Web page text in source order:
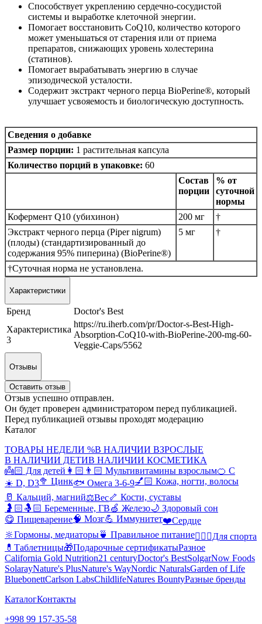
Способствует укреплению сердечно-сосудистой
системы и выработке клеточной энергии.
Помогает восстановить CoQ10, количество которого
может уменьшаться от старения или от приема
препаратов, снижающих уровень холестерина
(статинов).
Помогает вырабатывать энергию в случае
эпизодической усталости.
Содержит экстракт черного перца BioPerine®, который
улучшает усвояемость и биологическую доступность.
Сведения о добавке
Размер порции: 1 растительная капсула
Количество порций в упаковке: 60
Состав
порции
% от
суточной
нормы
Кофермент Q10 (убихинон)
200 мг
†
Экстракт черного перца (Piper nigrum)
(плоды) (стандартизированный до
содержания 95% пиперина) (BioPerine®)
5 мг †
†Суточная норма не установлена.
Характеристики
Бренд
Doctor's Best
Характеристика
3
https://ru.iherb.com/pr/Doctor-s-Best-High-
Absorption-CoQ10-with-BioPerine-200-mg-60-
Veggie-Caps/5562
Отзывы
Оставить отзыв
Отзыв успешно отправлен.
Он будет проверен администратором перед публикацией.
Перед публикацией отзывы проходят модерацию
Каталог
ТОВАРЫ НЕДЕЛИ %В НАЛИЧИИ ВЗРОСЛЫЕ
В НАЛИЧИИ ДЕТИВ НАЛИЧИИ КОСМЕТИКА
👼🏻 Для детей 👩🏻👨🏻 Мультивитамины взрослым🍊 С
☀️ D, D3🥦 Цинк🐟 Омега 3-6-9💅🏻 Кожа, ногти, волосы
🥛 Кальций, магний⚖️Вес🦴 Кости, суставы
🤰🏻🤱🏻 Беременные, ГВ🍏 Железо🌙 Здоровый сон
😋 Пищеварение🧠 Мозг💪 Иммунитет❤️Сердце
🔆Гормоны, медиаторы🍵 Правильное питание🤸🏻‍♀️Для спорта
💊Таблетницы🎁Подарочные сертификатыРазное
California Gold Nutrition21 centuryDoctor's BestSolgarNow Foods
SolarayNature's PlusNature's WayNordic NaturalsGarden of Life
BluebonettCarlson LabsChildlifeNatures BountyРазные бренды
КаталогКонтакты
+998 99 157-35-58